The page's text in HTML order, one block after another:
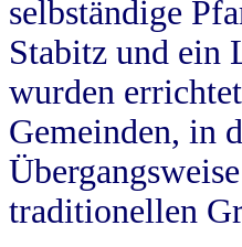
selbständige
Stabitz und ein
wurden
Gemeinden, in
traditionellen